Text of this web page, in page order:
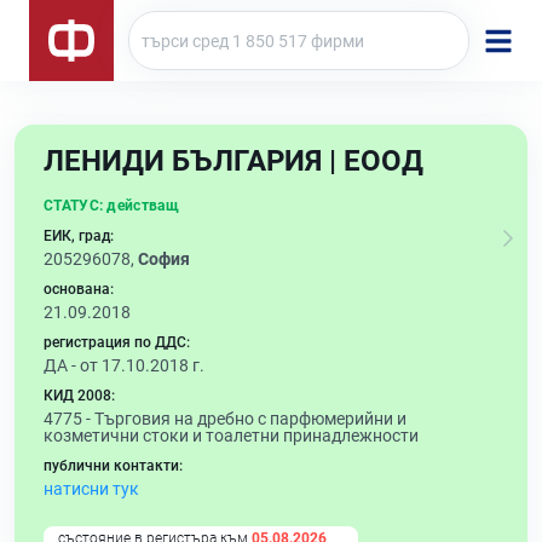
ЛЕНИДИ БЪЛГАРИЯ | ЕООД
СТАТУС: действащ
ЕИК, град:
205296078, София
основана:
21.09.2018
регистрация по ДДС:
ДА - от 17.10.2018 г.
КИД 2008:
4775 -Търговия на дребно с парфюмерийни и
козметични стоки и тоалетни принадлежности
публични контакти:
натисни тук
състояние в регистъра към 05.08.2026